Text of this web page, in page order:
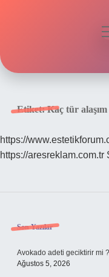
Hakkımızda
Etiket:Kaç tür
https://
https://aresreklam.com.tr
Sidebar
Son Yazılar
Avokado adeti geciktirir mi ?
Ağustos 5, 2026